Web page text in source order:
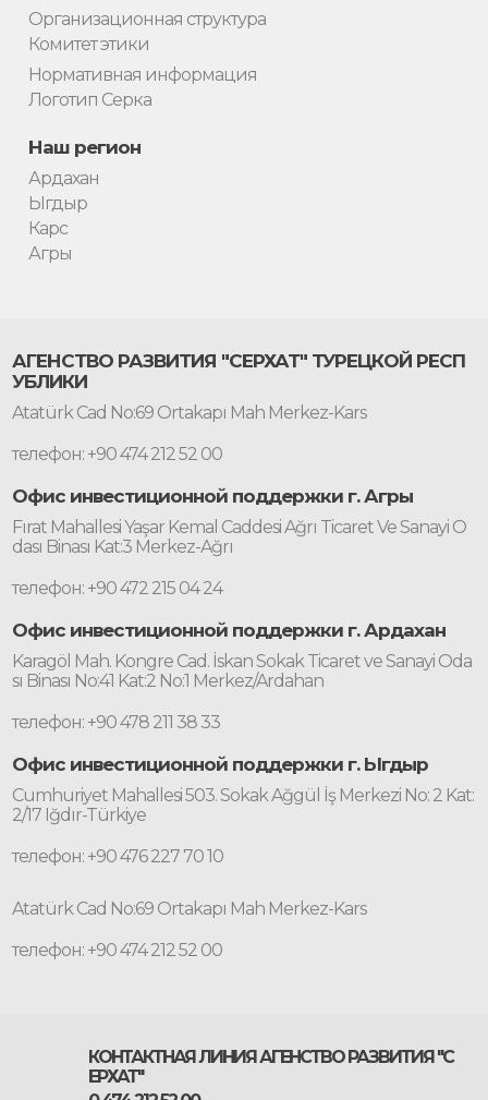
Организационная структура
Комитет этики
Нормативная информация
Логотип Серка
Наш регион
Ардахан
Ыгдыр
Карс
Агры
АГЕНСТВО РАЗВИТИЯ "СЕРХАТ" ТУРЕЦКОЙ РЕСП
УБЛИКИ
Atatürk Cad No:69 Ortakapı Mah Merkez-Kars
телефон: +90 474 212 52 00
Офис инвестиционной поддержки г. Агры
Fırat Mahallesi Yaşar Kemal Caddesi Ağrı Ticaret Ve Sanayi O
dası Binası Kat:3 Merkez-Ağrı
телефон: +90 472 215 04 24
Офис инвестиционной поддержки г. Ардахан
Karagöl Mah. Kongre Cad. İskan Sokak Ticaret ve Sanayi Oda
sı Binası No:41 Kat:2 No:1 Merkez/Ardahan
телефон: +90 478 211 38 33
Офис инвестиционной поддержки г. Ыгдыр
Cumhuriyet Mahallesi 503. Sokak Ağgül İş Merkezi No: 2 Kat:
2/17 Iğdır-Türkiye
телефон: +90 476 227 70 10
Atatürk Cad No:69 Ortakapı Mah Merkez-Kars
телефон: +90 474 212 52 00
КОНТАКТНАЯ ЛИНИЯ АГЕНСТВО РАЗВИТИЯ "С
ЕРХАТ"